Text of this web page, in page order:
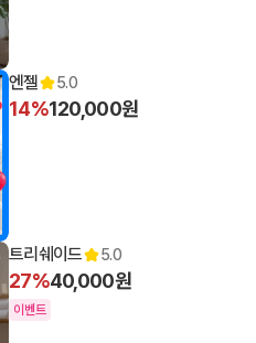
엔젤 5.0
14%120,000원
트리쉐이드 5.0
27%40,000원
이벤트